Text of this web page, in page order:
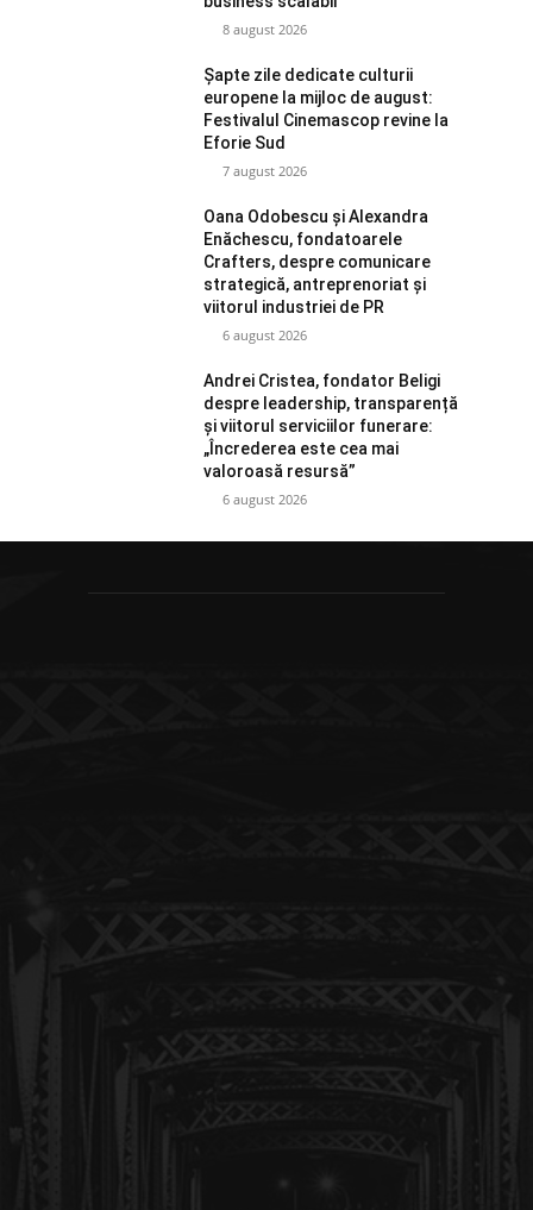
8 august 2026
Șapte zile dedicate culturii
europene la mijloc de august:
Festivalul Cinemascop revine la
Eforie Sud
7 august 2026
Oana Odobescu și Alexandra
Enăchescu, fondatoarele
Crafters, despre comunicare
strategică, antreprenoriat și
viitorul industriei de PR
6 august 2026
Andrei Cristea, fondator Beligi
despre leadership, transparență
și viitorul serviciilor funerare:
„Încrederea este cea mai
valoroasă resursă”
6 august 2026